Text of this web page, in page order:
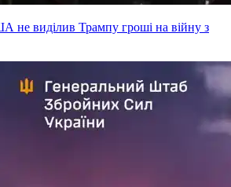
не виділив Трампу гроші на війну з